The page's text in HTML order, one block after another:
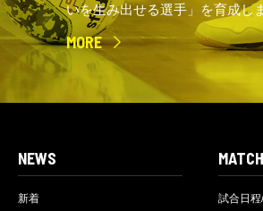
いを生み出せる選手」を育成し
MORE
NEWS
新着
MATCH
試合日